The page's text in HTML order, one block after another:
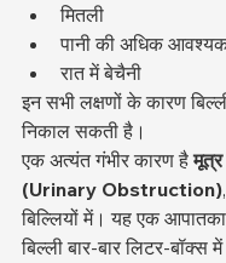
मितली
पानी की अधिक
रात में बेचैनी
इन सभी लक्षणों के कारण
निकाल सकती है।
एक अत्यंत गंभीर कारण है मूत्र
(Urinary Obstruction)
बिल्लियों में। यह एक
बिल्ली बार-बार लिटर-बॉक्स में